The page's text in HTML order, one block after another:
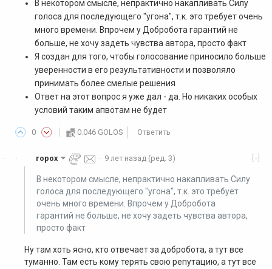
В некотором смысле, непрактично накапливать Силу
голоса для последующего "угона", т.к. это требует очень
много времени. Впрочем у Добробота гарантий не
больше, не хочу задеть чувства автора, просто факт
Я создан для того, чтобы голосование приносило больше
уверенности в его результативности и позволяло
принимать более смелые решения
Ответ на этот вопрос я уже дал - да. Но никаких особых
условий таким апвотам не будет
0 0.046 GOLOS Ответить
·
· [-]
ropox · 9 лет назад (ред. 3)
В некотором смысле, непрактично накапливать Силу
голоса для последующего "угона", т.к. это требует
очень много времени. Впрочем у Добробота
гарантий не больше, не хочу задеть чувства автора,
просто факт
Ну там хоть ясно, кто отвечает за добробота, а тут все
туманно. Там есть кому терять свою репутацию, а тут все